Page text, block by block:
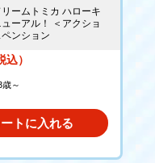
ームトミカ ハローキ
ーアル！ ＜アクショ
ンション
）
～
トに入れる